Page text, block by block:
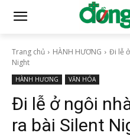
Trang chủ HÀNH HƯƠNG
Đi lễ
Night
HÀNH HƯƠNG VĂN HÓA
Đi lễ ở ngôi
ra bài Silent